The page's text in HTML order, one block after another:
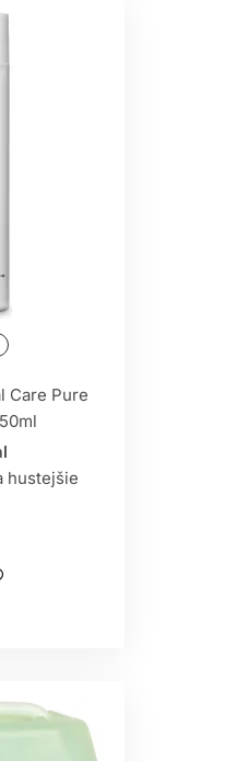
Care Pure
hustejšie